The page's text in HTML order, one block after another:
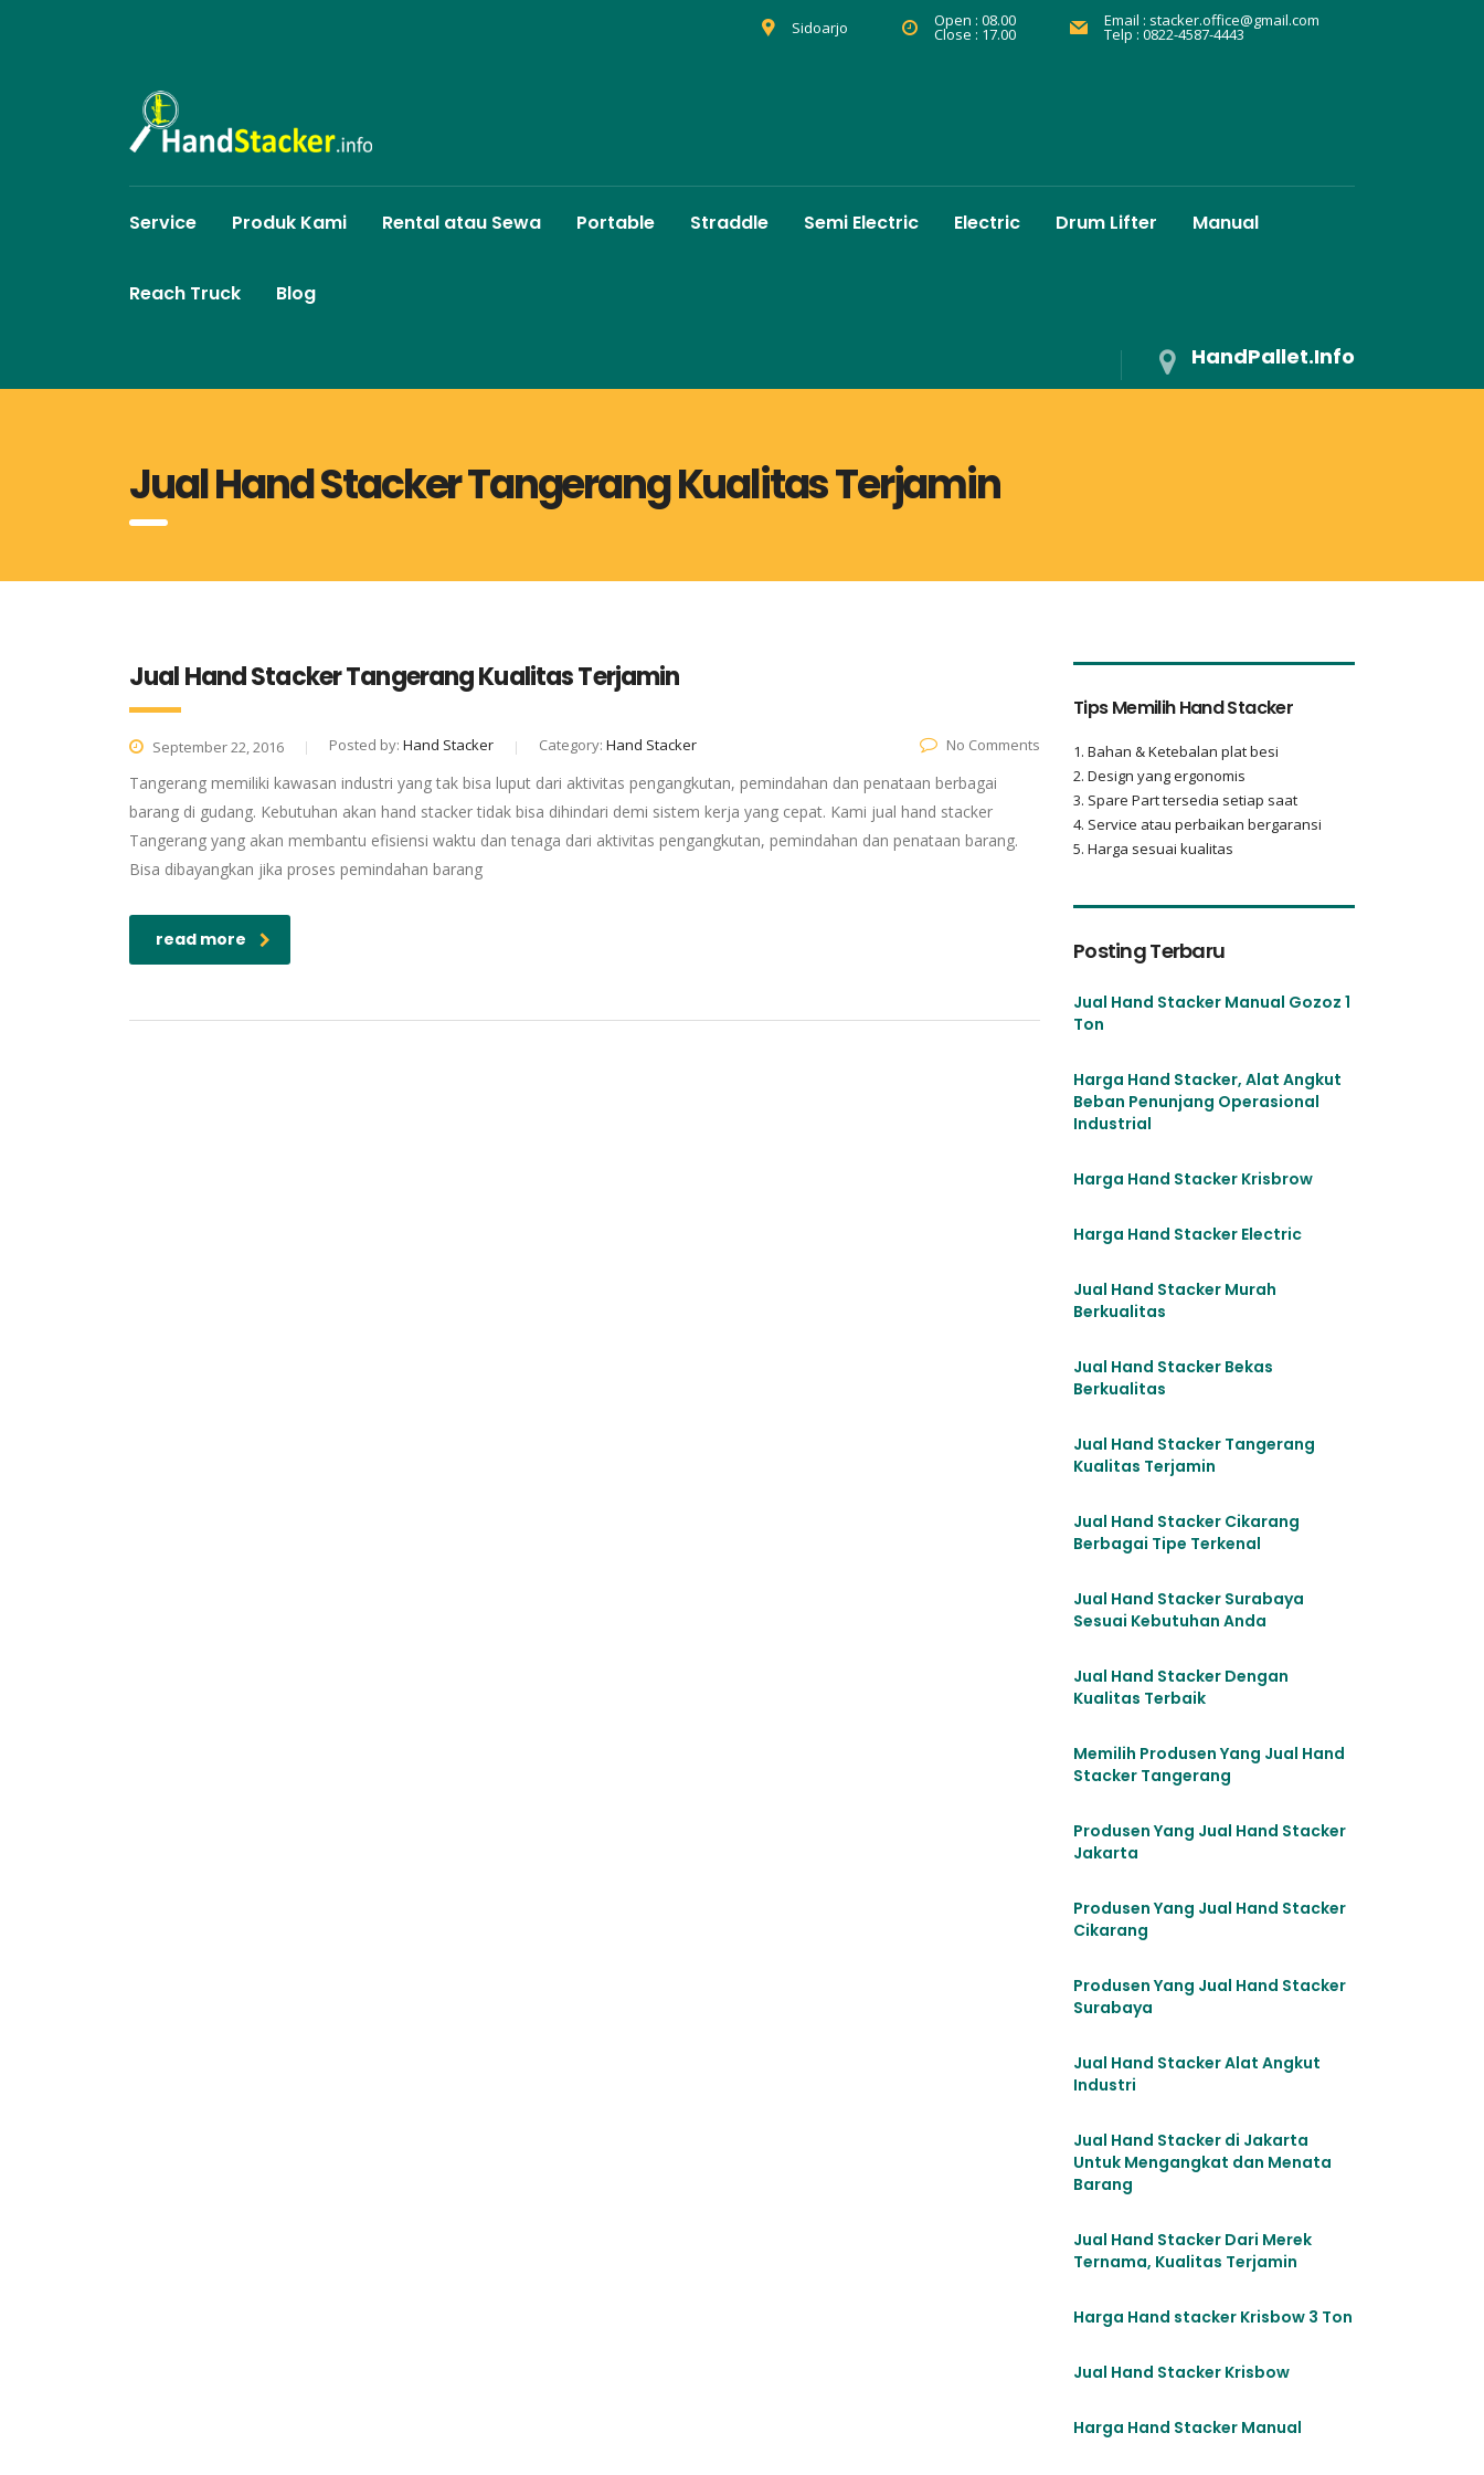
Sidoarjo Open : 08.00
Close : 17.00
Email : stacker.office@gmail.com
Telp : 0822-4587-4443
Service Produk Kami Rental atau Sewa Portable Straddle Semi Electric Electric Drum Lifter Manual
Reach Truck Blog
HandPallet.Info
Jual Hand Stacker Tangerang Kualitas Terjamin
Jual Hand Stacker Tangerang Kualitas Terjamin
September 22, 2016 Posted by: Hand Stacker Category: Hand Stacker No Comments
Tangerang memiliki kawasan industri yang tak bisa luput dari aktivitas pengangkutan, pemindahan dan penataan berbagai
barang di gudang. Kebutuhan akan hand stacker tidak bisa dihindari demi sistem kerja yang cepat. Kami jual hand stacker
Tangerang yang akan membantu efisiensi waktu dan tenaga dari aktivitas pengangkutan, pemindahan dan penataan barang.
Bisa dibayangkan jika proses pemindahan barang
read more
Tips Memilih Hand Stacker
1. Bahan & Ketebalan plat besi
2. Design yang ergonomis
3. Spare Part tersedia setiap saat
4. Service atau perbaikan bergaransi
5. Harga sesuai kualitas
Posting Terbaru
Jual Hand Stacker Manual Gozoz 1
Ton
Harga Hand Stacker, Alat Angkut
Beban Penunjang Operasional
Industrial
Harga Hand Stacker Krisbrow
Harga Hand Stacker Electric
Jual Hand Stacker Murah
Berkualitas
Jual Hand Stacker Bekas
Berkualitas
Jual Hand Stacker Tangerang
Kualitas Terjamin
Jual Hand Stacker Cikarang
Berbagai Tipe Terkenal
Jual Hand Stacker Surabaya
Sesuai Kebutuhan Anda
Jual Hand Stacker Dengan
Kualitas Terbaik
Memilih Produsen Yang Jual Hand
Stacker Tangerang
Produsen Yang Jual Hand Stacker
Jakarta
Produsen Yang Jual Hand Stacker
Cikarang
Produsen Yang Jual Hand Stacker
Surabaya
Jual Hand Stacker Alat Angkut
Industri
Jual Hand Stacker di Jakarta
Untuk Mengangkat dan Menata
Barang
Jual Hand Stacker Dari Merek
Ternama, Kualitas Terjamin
Harga Hand stacker Krisbow 3 Ton
Jual Hand Stacker Krisbow
Harga Hand Stacker Manual